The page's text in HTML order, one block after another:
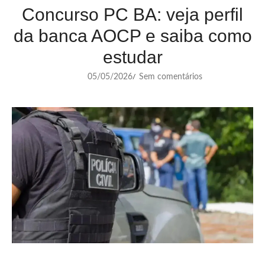
Concurso PC BA: veja perfil
da banca AOCP e saiba como
estudar
05/05/2026/ Sem comentários